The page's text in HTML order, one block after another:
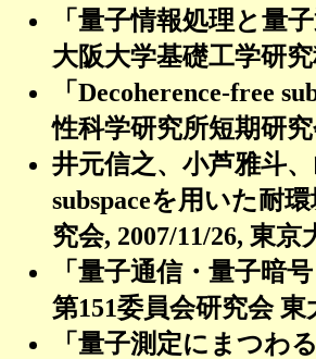
「量子情報処理と量
大阪大学基礎工学研
「 Decoherence-free
性科学研究所短期研
井元信之、小芦雅斗、
subspaceを用いた耐
究会, 2007/11/26, 東京
「量子通信・量子暗
第151委員会研究会 東
「量子測定にまつわ